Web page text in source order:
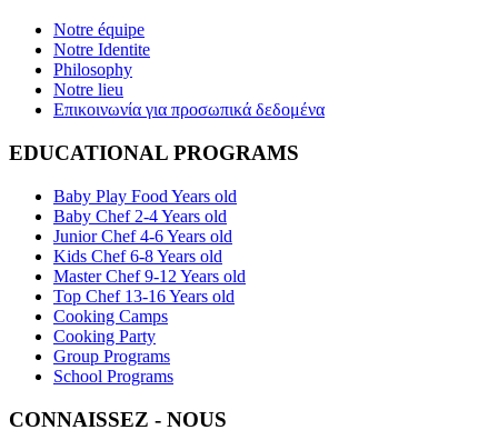
Notre équipe
Notre Identite
Philosophy
Notre lieu
Επικοινωνία για προσωπικά δεδομένα
EDUCATIONAL PROGRAMS
Baby Play Food Years old
Baby Chef 2-4 Years old
Junior Chef 4-6 Years old
Kids Chef 6-8 Years old
Master Chef 9-12 Years old
Top Chef 13-16 Years old
Cooking Camps
Cooking Party
Group Programs
School Programs
CONNAISSEZ - NOUS